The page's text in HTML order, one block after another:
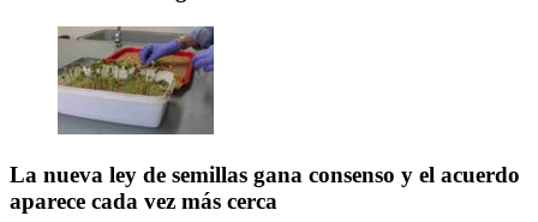
La nueva ley de semillas gana consenso y el acuerdo
aparece cada vez más cerca